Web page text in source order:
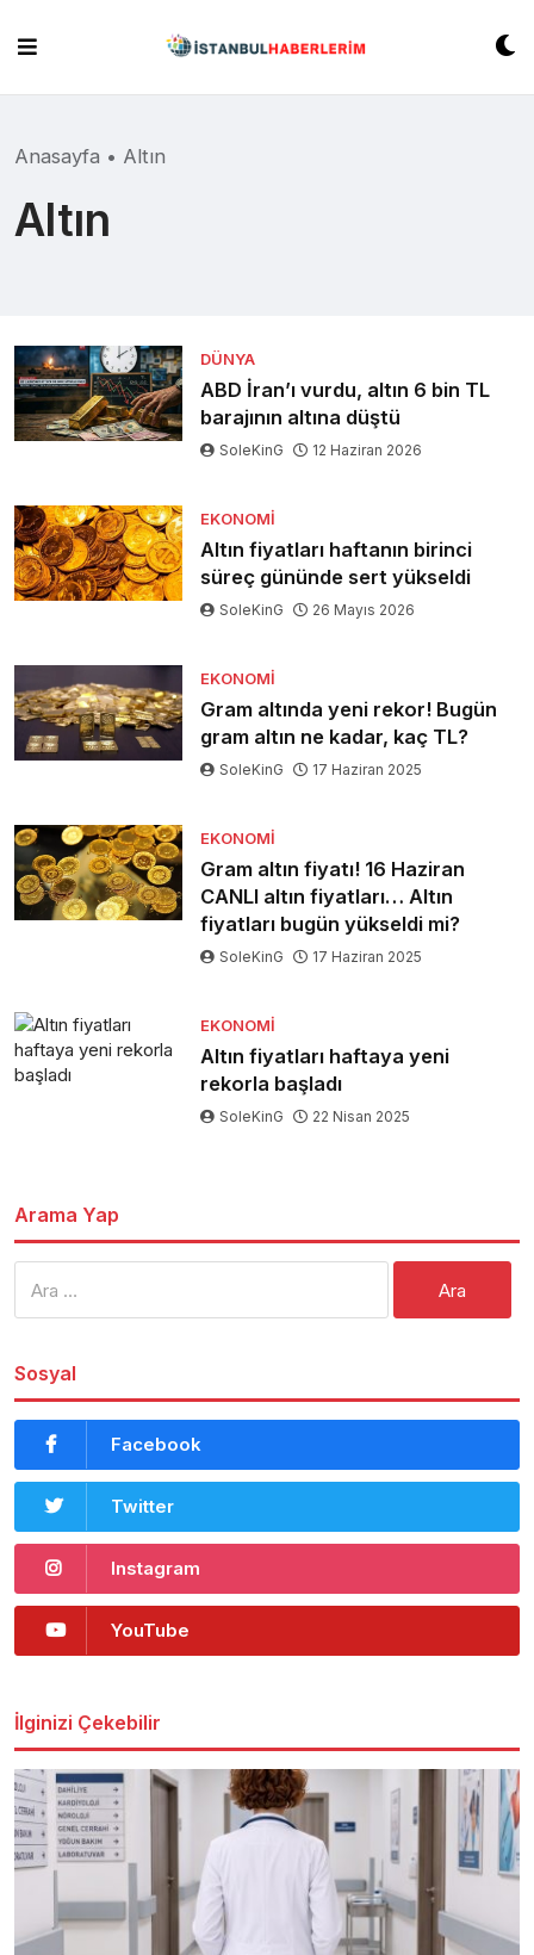
content
Anasayfa • Altın
Altın
DÜNYA
ABD İran’ı vurdu, altın 6 bin TL
barajının altına düştü
SoleKinG 12 Haziran 2026
EKONOMI
Altın fiyatları haftanın birinci
süreç gününde sert yükseldi
SoleKinG 26 Mayıs 2026
EKONOMI
Gram altında yeni rekor! Bugün
gram altın ne kadar, kaç TL?
SoleKinG 17 Haziran 2025
EKONOMI
Gram altın fiyatı! 16 Haziran
CANLI altın fiyatları… Altın
fiyatları bugün yükseldi mi?
SoleKinG 17 Haziran 2025
EKONOMI
Altın fiyatları haftaya yeni
rekorla başladı
SoleKinG 22 Nisan 2025
Arama Yap
Sosyal
Facebook
Twitter
Instagram
YouTube
İlginizi Çekebilir